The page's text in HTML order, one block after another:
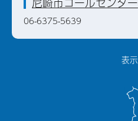
表示
06-6375-5639